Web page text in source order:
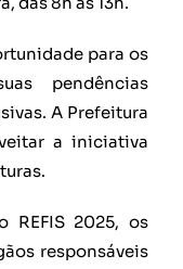
para os
pendências
A Prefeitura
a iniciativa
REFIS 2025, os
responsáveis